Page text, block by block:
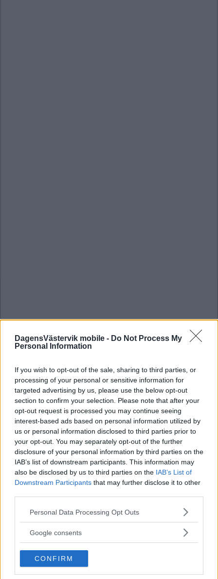
DagensVästervik mobile - Do Not Process My
Personal Information
If you wish to opt-out of the sale, sharing to third parties, or
processing of your personal or sensitive information for
targeted advertising by us, please use the below opt-out
section to confirm your selection. Please note that after your
opt-out request is processed you may continue seeing
interest-based ads based on personal information utilized by
us or personal information disclosed to third parties prior to
your opt-out. You may separately opt-out of the further
disclosure of your personal information by third parties on the
IAB’s list of downstream participants. This information may
also be disclosed by us to third parties on the IAB’s List of
Downstream Participants that may further disclose it to other
Please note that this website/app uses one or more Google
not limited to your visit or usage behaviour. You may click to
use your data for below specified purposes in below Google
consent section.
Personal Data Processing Opt Outs
Google consents
CONFIRM